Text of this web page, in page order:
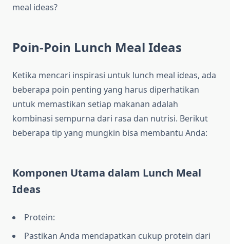
meal ideas?
Poin-Poin Lunch Meal Ideas
Ketika mencari inspirasi untuk lunch meal ideas, ada
beberapa poin penting yang harus diperhatikan
untuk memastikan setiap makanan adalah
kombinasi sempurna dari rasa dan nutrisi. Berikut
beberapa tip yang mungkin bisa membantu Anda:
Komponen Utama dalam Lunch Meal
Ideas
Protein:
Pastikan Anda mendapatkan cukup protein dari